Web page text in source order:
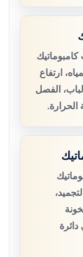
ارتفاع
الفصل
الحرارة.